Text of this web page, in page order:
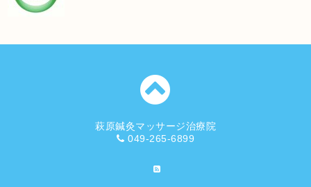
萩原鍼灸マッサージ治療院
049-265-6899